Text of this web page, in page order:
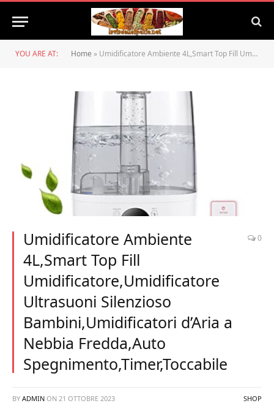
YOU ARE AT: Home » Umidificatore Ambiente 4L,Smart Top Fill Umidificatore,Umidificatore Ultrasuoni Silenzioso Bambini,Umidificatori d’Aria a Nebbia Fredda,Auto Spegnimento,Timer,Toccabile
Umidificatore Ambiente
4L,Smart Top Fill
Umidificatore,Umidificatore
Ultrasuoni Silenzioso
Bambini,Umidificatori d’Aria a
Nebbia Fredda,Auto
Spegnimento,Timer,Toccabile
0
BY ADMIN ON 21 OTTOBRE 2023 SHOP